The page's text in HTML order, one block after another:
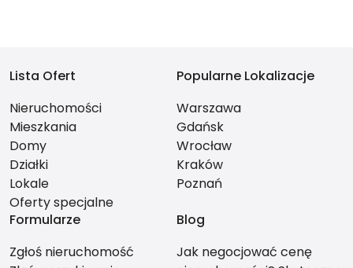
Lista Ofert
Nieruchomości
Mieszkania
Domy
Działki
Lokale
Oferty specjalne
Popularne Lokalizacje
Warszawa
Gdańsk
Wrocław
Kraków
Poznań
Formularze
Zgłoś nieruchomość
Blog
Jak negocjować cenę